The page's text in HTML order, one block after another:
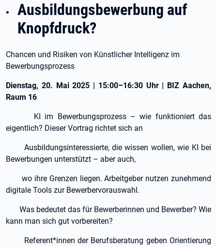
Ausbildungsbewerbung auf
Knopfdruck?
Chancen und Risiken von Künstlicher Intelligenz im
Bewerbungsprozess
Dienstag, 20. Mai 2025 | 15:00–16:30 Uhr | BIZ Aachen,
Raum 16
KI im Bewerbungsprozess – wie funktioniert das
eigentlich? Dieser Vortrag richtet sich an
Ausbildungsinteressierte, die wissen wollen, wie KI bei
Bewerbungen unterstützt – aber auch,
wo ihre Grenzen liegen. Arbeitgeber nutzen zunehmend
digitale Tools zur Bewerbervorauswahl.
Was bedeutet das für Bewerberinnen und Bewerber? Wie
kann man sich gut vorbereiten?
Referent*innen der Berufsberatung geben Orientierung